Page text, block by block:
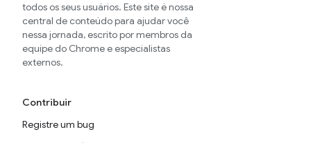
todos os seus usuários. Este site é nossa
central de conteúdo para ajudar você
nessa jornada, escrito por membros da
equipe do Chrome e especialistas
externos.
Contribuir
Registre um bug